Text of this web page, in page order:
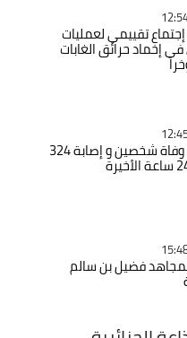
تقييمي لعمليات
إخماد حرائق الغابات
حوادث المرور: وفاة شخصين و إصابة 324
فضيل بن سالم